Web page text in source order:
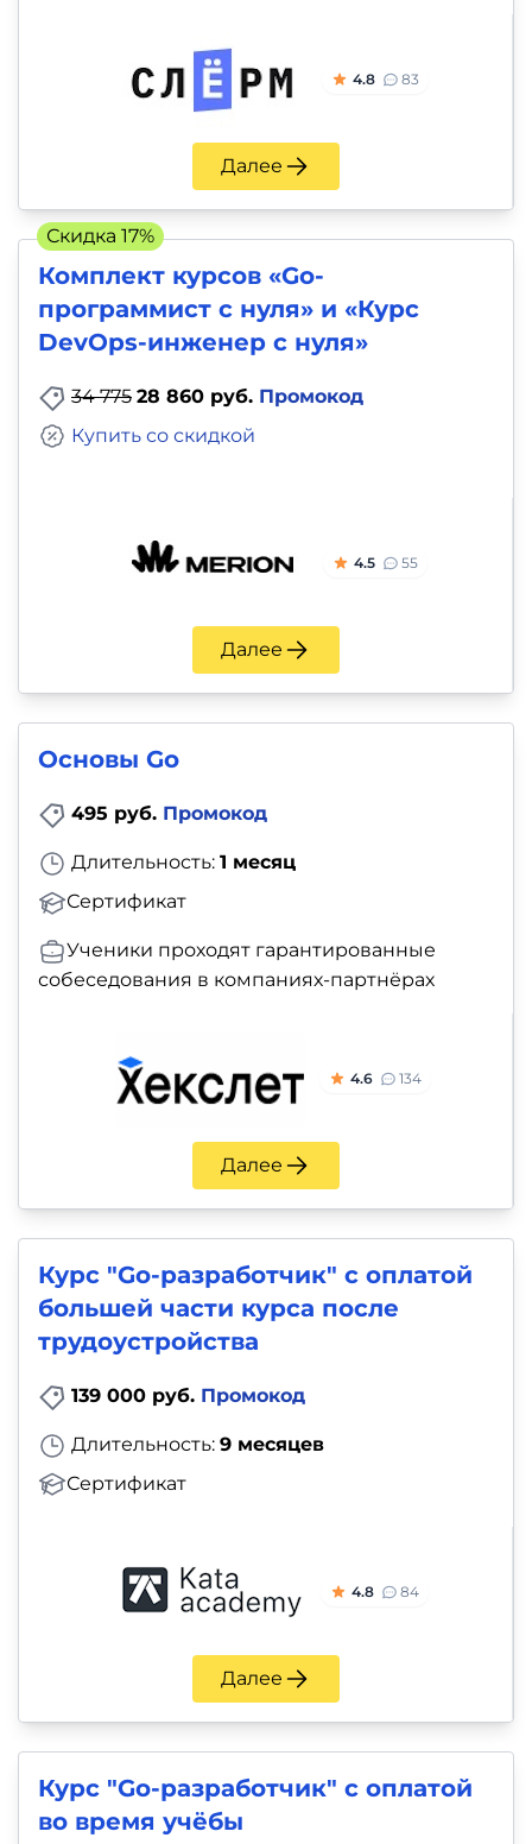
4.8 83
Далее
Комплект курсов «Go-
программист с нуля» и «Курс
DevOps-инженер с нуля»
34 775 28 860 руб. Промокод
Купить со скидкой
4.5 55
Далее
Скидка 17%
Основы Go
495 руб. Промокод
Длительность: 1 месяц
Сертификат
Ученики проходят гарантированные
собеседования в компаниях-партнёрах
4.6 134
Далее
Курс "Go-разработчик" с оплатой
большей части курса после
трудоустройства
139 000 руб. Промокод
Длительность: 9 месяцев
Сертификат
4.8 84
Далее
Курс "Go-разработчик" с оплатой
во время учёбы